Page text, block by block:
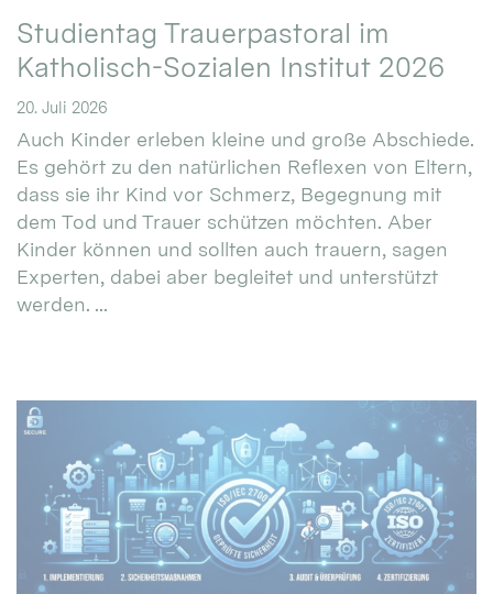
Studientag Trauerpastoral im
Katholisch-Sozialen Institut 2026
20. Juli 2026
Auch Kinder erleben kleine und große Abschiede.
Es gehört zu den natürlichen Reflexen von Eltern,
dass sie ihr Kind vor Schmerz, Begegnung mit
dem Tod und Trauer schützen möchten. Aber
Kinder können und sollten auch trauern, sagen
Experten, dabei aber begleitet und unterstützt
werden. ...